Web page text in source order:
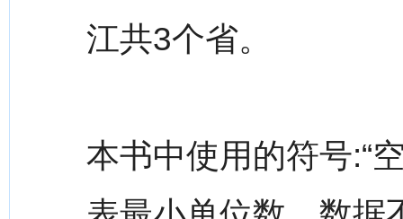
江共3个省。
本书中使用的符号:“